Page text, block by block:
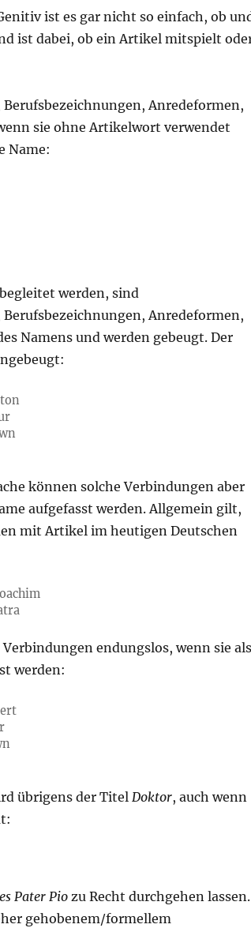
ist es gar nicht so einfach, ob
ist dabei, ob ein Artikel mitspielt
Anredeformen,
sie ohne Artikelwort verwendet
Name:
werden, sind
Anredeformen,
Namens und werden gebeugt. Der
können solche Verbindungen aber
aufgefasst werden. Allgemein gilt,
mit Artikel im heutigen Deutschen
endungslos, wenn sie als
werden:
übrigens der Titel Doktor, auch wenn
Pater Piozu Recht durchgehen lassen.
gehobenem/formellem